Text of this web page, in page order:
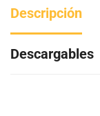
Descripción
Descargables